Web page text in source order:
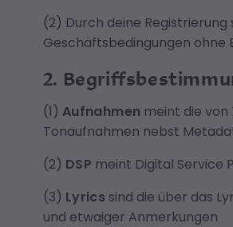
(2) Durch deine
Geschäftsbedingungen ohne
2.
(1) Aufnahmen meint die
Tonaufnahmen nebst
(2) DSP meint Digital Service
(3) Lyrics sind die über das
und etwaiger Anmerkungen